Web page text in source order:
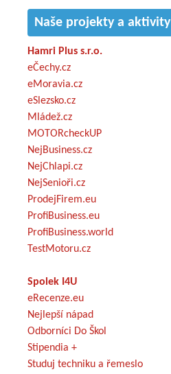
Naše projekty a aktivity
Hamri Plus s.r.o.
eČechy.cz
eMoravia.cz
eSlezsko.cz
Mládež.cz
MOTORcheckUP
NejBusiness.cz
NejChlapi.cz
NejSenioři.cz
ProdejFirem.eu
ProfiBusiness.eu
ProfiBusiness.world
TestMotoru.cz
Spolek I4U
eRecenze.eu
Nejlepší nápad
Odborníci Do Škol
Stipendia +
Studuj techniku a řemeslo